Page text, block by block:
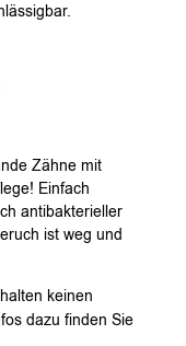
Zähne mit
Einfach
antibakterieller
ist weg und
keinen
dazu finden Sie